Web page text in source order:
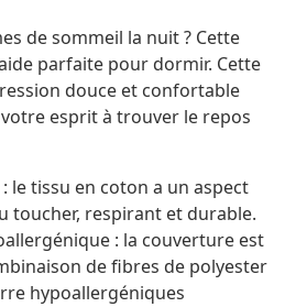
de sommeil la nuit ? Cette
parfaite pour dormir. Cette
douce et confortable
esprit à trouver le repos
le tissu en coton a un aspect
toucher, respirant et durable.
: la couverture est
de fibres de polyester
hypoallergéniques